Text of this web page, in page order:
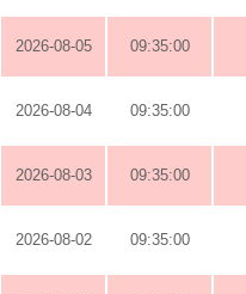
2026-08-05 09:35:00
2026-08-04 09:35:00
2026-08-03 09:35:00
2026-08-02 09:35:00